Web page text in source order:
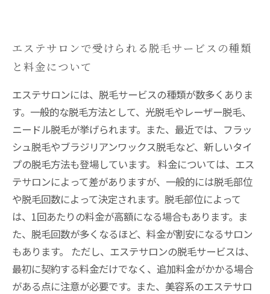
エステサロンで受けられる脱毛サービスの種類
と料金について
エステサロンには、脱毛サービスの種類が数多くありま
す。一般的な脱毛方法として、光脱毛やレーザー脱毛、
ニードル脱毛が挙げられます。また、最近では、フラッ
シュ脱毛やブラジリアンワックス脱毛など、新しいタイ
プの脱毛方法も登場しています。 料金については、エス
テサロンによって差がありますが、一般的には脱毛部位
や脱毛回数によって決定されます。脱毛部位によって
は、1回あたりの料金が高額になる場合もあります。ま
た、脱毛回数が多くなるほど、料金が割安になるサロン
もあります。 ただし、エステサロンの脱毛サービスは、
最初に契約する料金だけでなく、追加料金がかかる場合
がある点に注意が必要です。また、美容系のエステサロ